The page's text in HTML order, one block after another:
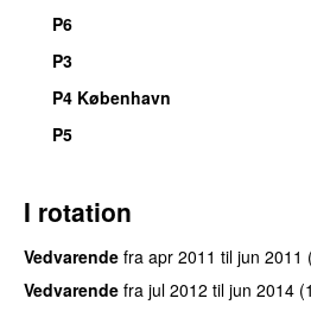
P6
P3
P4 København
P5
I rotation
Vedvarende fra apr 2011 til jun 2011
Vedvarende fra jul 2012 til jun 2014